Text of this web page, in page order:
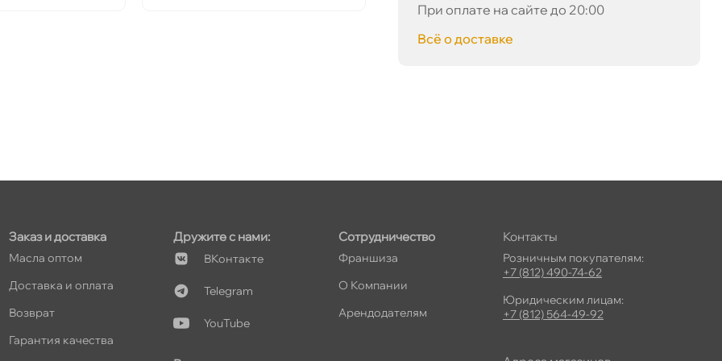
При оплате на сайте до 20:00
сё о доставке
Заказ и доставка
Масла оптом
Доставка и оплата
озврат
Гарантия качества
Дружите с нами:
Контакте
Telegram
YouTube
Сотрудничество
Франшиза
О Компании
Арендодателям
Контакты
Розничным покупателям:
+7 (812) 490-74-62
Юридическим лицам:
+7 (812) 564-49-92